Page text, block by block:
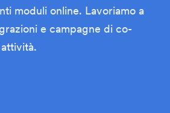
moduli online. Lavoriamo a
e campagne di co-